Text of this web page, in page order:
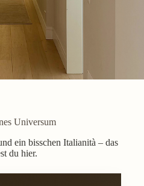
Universum
ein bisschen Italianità – das
du hier.